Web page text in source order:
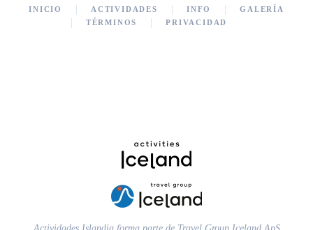
INICIO ACTIVIDADES INFO
GALERÍA
TÉRMINOS
PRIVACIDAD